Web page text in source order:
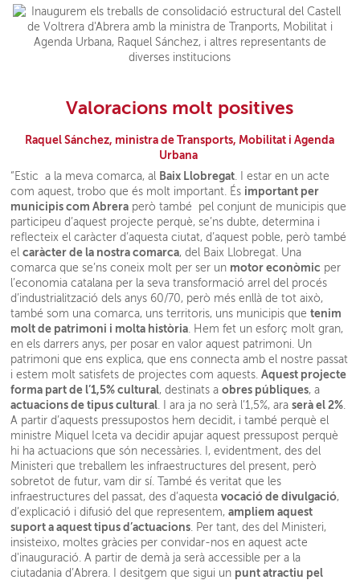
Valoracions molt positives
Raquel Sánchez, ministra de Transports, Mobilitat i Agenda
Urbana
“Estic a la meva comarca, al Baix Llobregat . I estar en un acte
com aquest, trobo que és molt important. És important per
municipis com Abrera però també pel conjunt de municipis que
participeu d’aquest projecte perquè, se’ns dubte, determina i
reflecteix el caràcter d’aquesta ciutat, d’aquest poble, però també
elcaràcter de la nostra comarca, del Baix Llobregat. Una
comarca que se’ns coneix molt per ser un motor econòmic per
l’economia catalana per la seva transformació arrel del procés
d’industrialització dels anys 60/70, però més enllà de tot això,
també som una comarca, uns territoris, uns municipis quetenim
molt de patrimoni i molta història . Hem fet un esforç molt gran,
en els darrers anys, per posar en valor aquest patrimoni. Un
patrimoni que ens explica, que ens connecta amb el nostre passat
i estem molt satisfets de projectes com aquests.Aquest projecte
forma part de l’1,5% cultural, destinats aobres públiques, a
actuacions de tipus cultural . I ara ja no serà l’1,5%, araserà el 2%
A partir d’aquests pressupostos hem decidit, i també perquè el
ministre Miquel Iceta va decidir apujar aquest pressupost perquè
hi ha actuacions que són necessàries. I, evidentment, des del
Ministeri que treballem les infraestructures del present, però
sobretot de futur, vam dir sí. També és veritat que les
infraestructures del passat, des d’aquestavocació de divulgació,
d’explicació i difusió del que representem,ampliem aquest
suport a aquest tipus d’actuacions . Per tant, des del Ministeri,
insisteixo, moltes gràcies per convidar-nos en aquest acte
d'inauguració. A partir de demà ja serà accessible per a la
ciutadania d’Abrera. I desitgem que sigui un punt atractiu pel